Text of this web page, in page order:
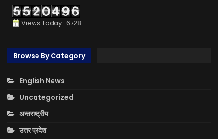
Views Today : 6728
Browse By Category
English News
Uncategorized
अन्तराष्ट्रीय
उत्तर प्रदेश